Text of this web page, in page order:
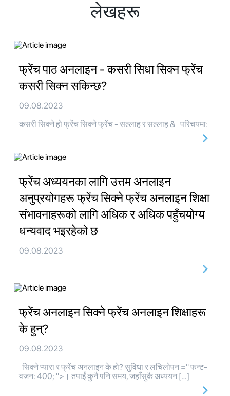
लेखहरू
फ्रेंच पाठ अनलाइन - कसरी सिधा सिक्न फ्रेंच
कसरी सिक्न सकिन्छ?
09.08.2023
कसरी सिक्ने हो फ्रेंच सिक्ने फ्रेंच - सल्लाह र सल्लाह & परिचयमा:
फ्रेंच अध्ययनका लागि उत्तम अनलाइन
अनुप्रयोगहरू फ्रेंच सिक्ने फ्रेंच अनलाइन शिक्षा
संभावनाहरूको लागि अधिक र अधिक पहुँचयोग्य
धन्यवाद भइरहेको छ
09.08.2023
फ्रेंच अनलाइन सिक्ने फ्रेंच अनलाइन शिक्षाहरू
के हुन्?
09.08.2023
सिक्ने प्यारा र फ्रेंच अनलाइन के हो? सुविधा र लचिलोपन =" फन्ट-
वजन: 400; ">। तपाईं कुनै पनि समय, जहाँसुकै अध्ययन […]